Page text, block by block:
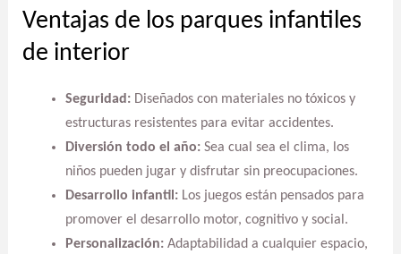
Ventajas de los parques infantiles
de interior
Seguridad:Diseñados con materiales no tóxicos y
estructuras resistentes para evitar accidentes.
Diversión todo el año:Sea cual sea el clima, los
niños pueden jugar y disfrutar sin preocupaciones.
Desarrollo infantil:Los juegos están pensados para
promover el desarrollo motor, cognitivo y social.
Personalización:Adaptabilidad a cualquier espacio,